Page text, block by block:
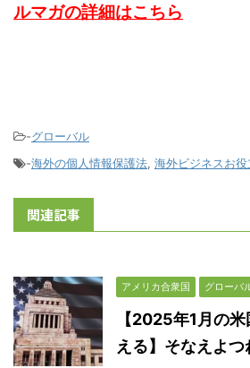
ルマガの詳細はこちら
-グローバル
-海外の個人情報保護法, 海外ビジネスお役
関連記事
アメリカ合衆国 グローバ
【2025年1月の
える】そなえよつ